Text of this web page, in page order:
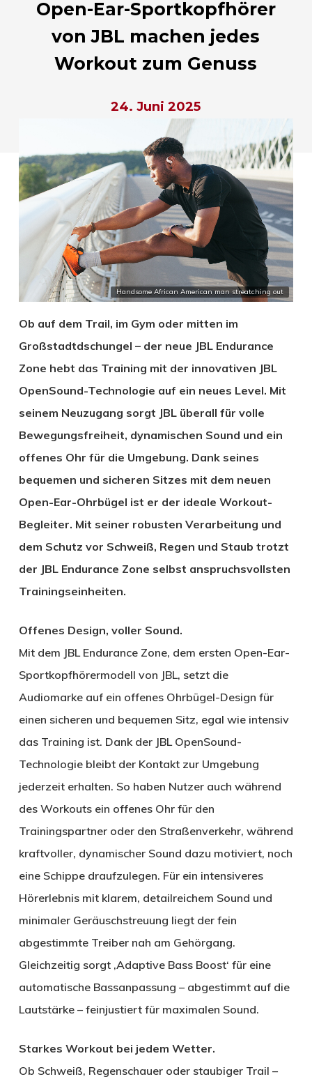
Open-Ear-Sportkopfhörer
von JBL machen jedes
Workout zum Genuss
24. Juni 2025
Handsome African American man streatching out
Ob auf dem Trail, im Gym oder mitten im
Großstadtdschungel – der neue JBL Endurance
Zone hebt das Training mit der innovativen JBL
OpenSound-Technologie auf ein neues Level. Mit
seinem Neuzugang sorgt JBL überall für volle
Bewegungsfreiheit, dynamischen Sound und ein
offenes Ohr für die Umgebung. Dank seines
bequemen und sicheren Sitzes mit dem neuen
Open-Ear-Ohrbügel ist er der ideale Workout-
Begleiter. Mit seiner robusten Verarbeitung und
dem Schutz vor Schweiß, Regen und Staub trotzt
der JBL Endurance Zone selbst anspruchsvollsten
Trainingseinheiten.
Offenes Design, voller Sound.
Mit dem JBL Endurance Zone, dem ersten Open-Ear-
Sportkopfhörermodell von JBL, setzt die
Audiomarke auf ein offenes Ohrbügel-Design für
einen sicheren und bequemen Sitz, egal wie intensiv
das Training ist. Dank der JBL OpenSound-
Technologie bleibt der Kontakt zur Umgebung
jederzeit erhalten. So haben Nutzer auch während
des Workouts ein offenes Ohr für den
Trainingspartner oder den Straßenverkehr, während
kraftvoller, dynamischer Sound dazu motiviert, noch
eine Schippe draufzulegen. Für ein intensiveres
Hörerlebnis mit klarem, detailreichem Sound und
minimaler Geräuschstreuung liegt der fein
abgestimmte Treiber nah am Gehörgang.
Gleichzeitig sorgt ‚Adaptive Bass Boost‘ für eine
automatische Bassanpassung – abgestimmt auf die
Lautstärke – feinjustiert für maximalen Sound.
Starkes Workout bei jedem Wetter.
Ob Schweiß, Regenschauer oder staubiger Trail –